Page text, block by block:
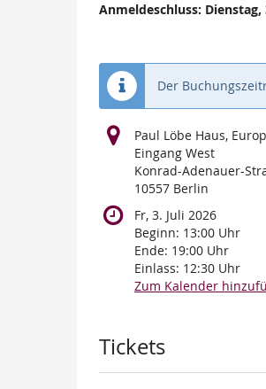
Anmeldeschluss: Dienstag,
Der
Paul Löbe Haus,
Eingang West
Konrad-Adenauer-
10557 Berlin
Fr, 3. Juli 2026
Beginn: 13:00 Uhr
Ende: 19:00 Uhr
Einlass: 12:30 Uhr
Zum Kalender
Produkte
Tickets